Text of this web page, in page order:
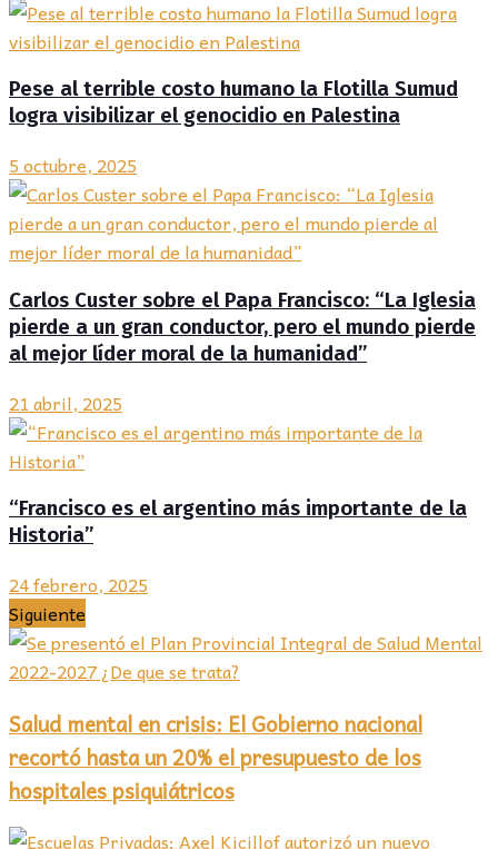
Pese al terrible costo humano la Flotilla Sumud
logra visibilizar el genocidio en Palestina
5 octubre, 2025
Carlos Custer sobre el Papa Francisco: “La Iglesia
pierde a un gran conductor, pero el mundo pierde
al mejor líder moral de la humanidad”
21 abril, 2025
“Francisco es el argentino más importante de la
Historia”
24 febrero, 2025
Siguiente
Salud mental en crisis: El Gobierno nacional
recortó hasta un 20% el presupuesto de los
hospitales psiquiátricos